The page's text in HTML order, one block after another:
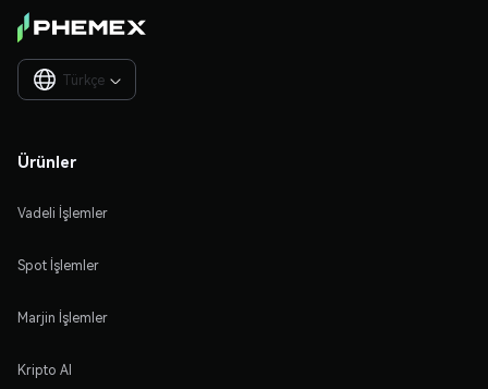
Türkçe 
Ürünler
Vadeli İşlemler
Spot İşlemler
Marjin İşlemler
Kripto Al